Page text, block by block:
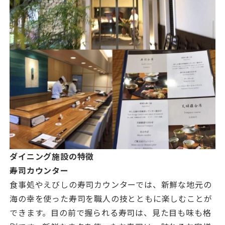
ダイニング施設の特徴
寿司カウンター
食事処やえびしの寿司カウンターでは、新鮮な地元の
海の幸を使った寿司を職人の技とともに楽しむことが
できます。目の前で握られる寿司は、見た目も味も格